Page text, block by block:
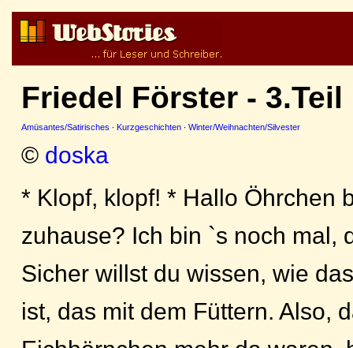
Friedel Förster - 3.Teil
Amüsantes/Satirisches · Kurzgeschichten · Winter/Weihnachten/Silvester
© doska
* Klopf, klopf! * Hallo Öhrchen
zuhause? Ich bin `s noch mal,
Sicher willst du wissen, wie
ist, das mit dem Füttern. Also,